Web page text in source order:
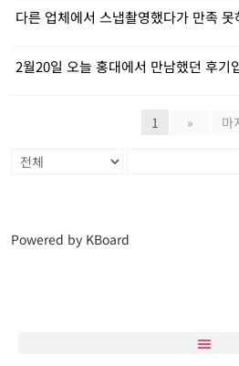
다른 업체에서 스냅촬영했다가 만족
2월20일 오늘 홍대에서 만남했던 후기
1 » 마
Powered by KBoard